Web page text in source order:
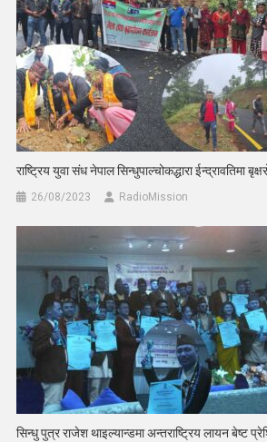
राष्ट्रिय युवा संध नेपाल सिन्धुपाल्चोकद्धारा ईन्द्रावतिमा
26/08/2023 RadioMission
सिन्धु पुत्र राजेश थाइल्यान्डमा अन्तराष्ट्रिय लायन बेष्ट